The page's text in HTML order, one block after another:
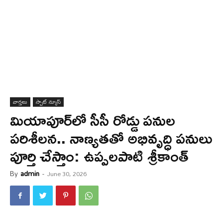
వార్త‌లు స్పాట్ న్యూస్
మియాపూర్‌లో సీసీ రోడ్డు పనుల
పరిశీలన.. నాణ్యతతో అభివృద్ధి పనులు
పూర్తి చేస్తాం: ఉప్పలపాటి శ్రీకాంత్
By admin - June 30, 2026